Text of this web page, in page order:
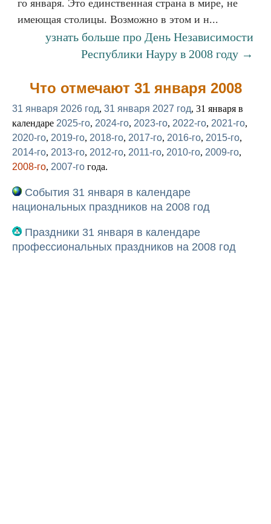
го января. Это единственная страна в мире, не
имеющая столицы. Возможно в этом и н...
узнать больше про День Независимости
Республики Науру в 2008 году →
Что отмечают 31 января 2008
31 января 2026 год, 31 января 2027 год, 31 января в
календаре 2025-го, 2024-го, 2023-го, 2022-го, 2021-го,
2020-го, 2019-го, 2018-го, 2017-го, 2016-го, 2015-го,
2014-го, 2013-го, 2012-го, 2011-го, 2010-го, 2009-го,
2008-го, 2007-го года.
События 31 января в календаре
национальных праздников на 2008 год
Праздники 31 января в календаре
профессиональных праздников на 2008 год